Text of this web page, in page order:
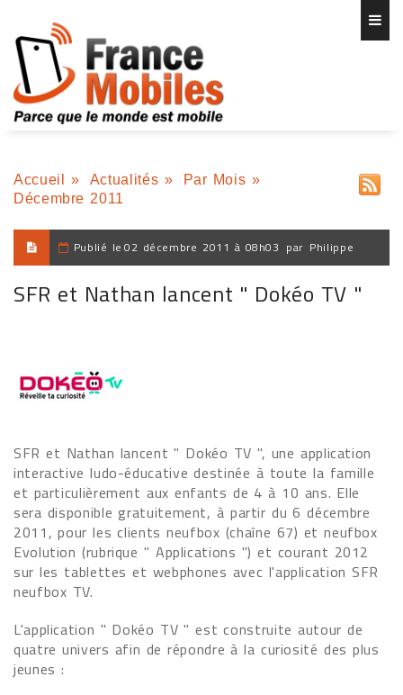
Accueil » Actualités » Par Mois »
Décembre 2011
Publié le 02 décembre 2011 à 08h03 par Philippe
SFR et Nathan lancent " Dokéo TV "
SFR et Nathan lancent " Dokéo TV ", une application
interactive ludo-éducative destinée à toute la famille
et particulièrement aux enfants de 4 à 10 ans. Elle
sera disponible gratuitement, à partir du 6 décembre
2011, pour les clients neufbox (chaîne 67) et neufbox
Evolution (rubrique " Applications ") et courant 2012
sur les tablettes et webphones avec l'application SFR
neufbox TV.
L'application " Dokéo TV " est construite autour de
quatre univers afin de répondre à la curiosité des plus
jeunes :